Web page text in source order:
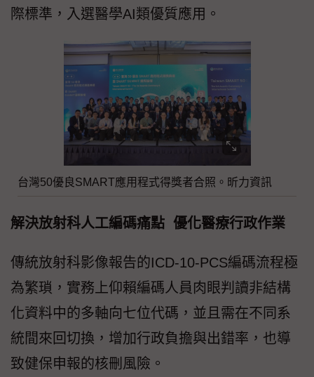
際標準，入選醫學AI類優質應用。
台灣50優良SMART應用程式得獎者合照。昕力資訊
解決放射科人工編碼痛點 優化醫療行政作業
傳統放射科影像報告的ICD-10-PCS編碼流程極
為繁瑣，實務上仰賴編碼人員肉眼判讀非結構
化資料中的多軸向七位代碼，並且需在不同系
統間來回切換，增加行政負擔與出錯率，也導
致健保申報的核刪風險。